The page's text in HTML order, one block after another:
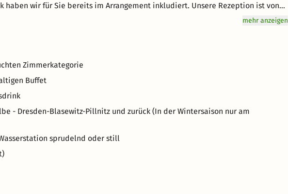
für Sie bereits im Arrangement inkludiert. Unsere Rezeption ist von
Wünschen Sie eine spätere Anreise, so ermöglichen wir Ihnen dies gerne nach
unter 0351 25620 oder dresden-premium@achat-hotels.com Kontakt mit uns
mehr anzeigen
Zimmerkategorie
Buffet
- Dresden-Blasewitz-Pillnitz und zurück (In der Wintersaison nur am
sprudelnd oder still